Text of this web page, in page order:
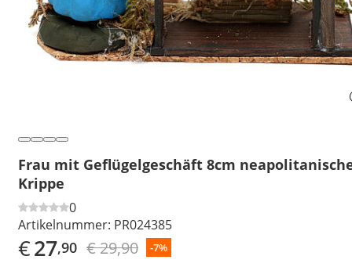
Frau mit Geflügelgeschäft 8cm
Krippe
0
Artikelnummer: PR024385
€27,90 € 29,90 -7%